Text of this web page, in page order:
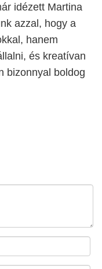
idézett Martina
azzal, hogy a
hanem
és kreatívan
bizonnyal boldog